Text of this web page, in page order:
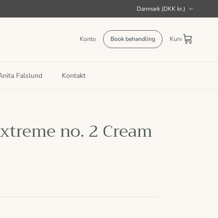
Danmark (DKK kr.)
Konto Book behandling Kurv
Falslund Kontakt
no. 2 Cream